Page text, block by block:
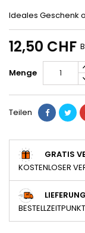
Ideales Geschenk
12,50 CHF
Menge
Teilen
GRATIS
KOSTENLOSER